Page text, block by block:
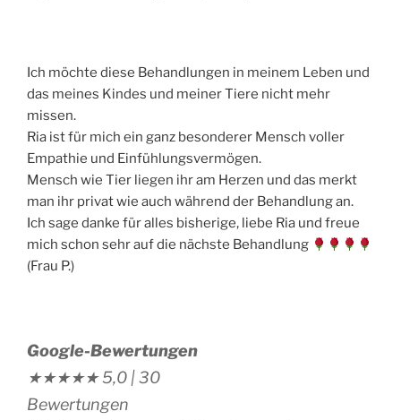
Ich möchte diese Behandlungen in meinem Leben und
das meines Kindes und meiner Tiere nicht mehr
missen.
Ria ist für mich ein ganz besonderer Mensch voller
Empathie und Einfühlungsvermögen.
Mensch wie Tier liegen ihr am Herzen und das merkt
man ihr privat wie auch während der Behandlung an.
Ich sage danke für alles bisherige, liebe Ria und freue
mich schon sehr auf die nächste Behandlung
(Frau P.)
Google-Bewertungen
★★★★★5,0 |30
Bewertungen